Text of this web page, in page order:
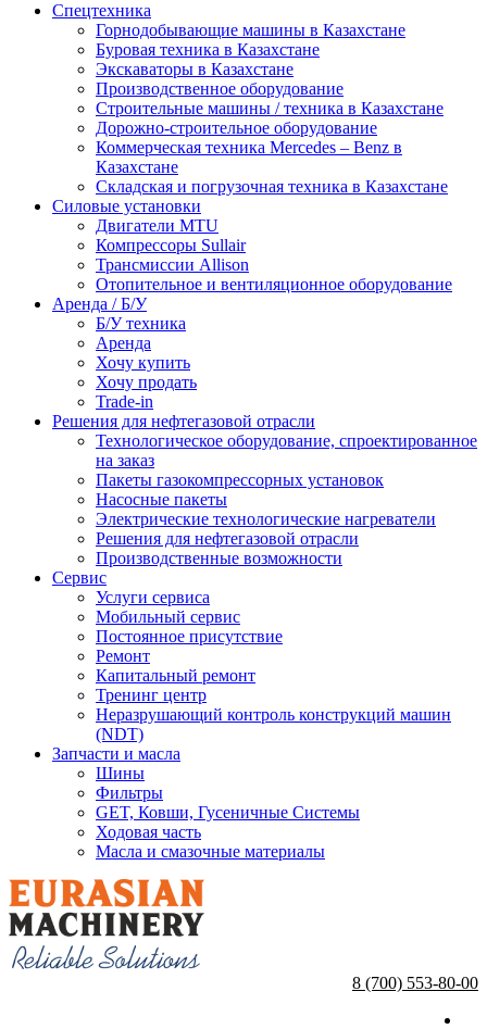
Спецтехника
Горнодобывающие машины в Казахстане
Буровая техника в Казахстане
Экскаваторы в Казахстане
Производственное оборудование
Строительные машины / техника в Казахстане
Дорожно-строительное оборудование
Коммерческая техника Mercedes – Benz в
Казахстане
Складская и погрузочная техника в Казахстане
Силовые установки
Двигатели MTU
Компрессоры Sullair
Трансмиссии Allison
Отопительное и вентиляционное оборудование
Аренда / Б/У
Б/У техника
Аренда
Хочу купить
Хочу продать
Trade-in
Решения для нефтегазовой отрасли
Технологическое оборудование, спроектированное
на заказ
Пакеты газокомпрессорных установок
Насосные пакеты
Электрические технологические нагреватели
Решения для нефтегазовой отрасли
Производственные возможности
Сервис
Услуги сервиса
Мобильный сервис
Постоянное присутствие
Ремонт
Капитальный ремонт
Тренинг центр
Неразрушающий контроль конструкций машин
(NDT)
Запчасти и масла
Шины
Фильтры
GET, Ковши, Гусеничные Системы
Ходовая часть
Масла и смазочные материалы
8 (700) 553-80-00